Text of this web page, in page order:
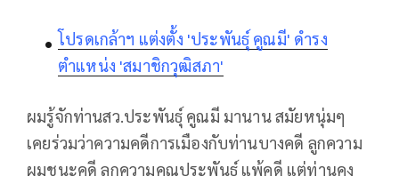
โปรดเกล้าฯ แต่งตั้ง 'ประพันธุ์ คูณมี' ดำรง
ตำแหน่ง 'สมาชิกวุฒิสภา'
ผมรู้จักท่านสว.ประพันธุ์ คูณมี มานาน สมัยหนุ่มๆ
เคยร่วมว่าความคดีการเมืองกับท่านบางคดี ลูกความ
ผมชนะคดี ลูกความคุณประพันธุ์ แพ้คดี แต่ท่านคง